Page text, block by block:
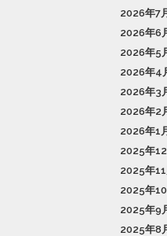
2026年7
2026年6
2026年5
2026年4
2026年3
2026年2
2026年1
2025年12
2025年11
2025年10
2025年9
2025年8